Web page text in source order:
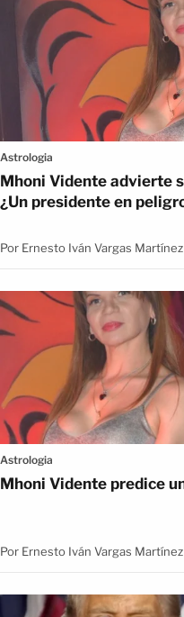
Astrologia
Mhoni Vidente advierte
¿Un presidente en
Por Ernesto Iván Vargas Martínez
Astrologia
Mhoni Vidente predice
Por Ernesto Iván Vargas Martínez